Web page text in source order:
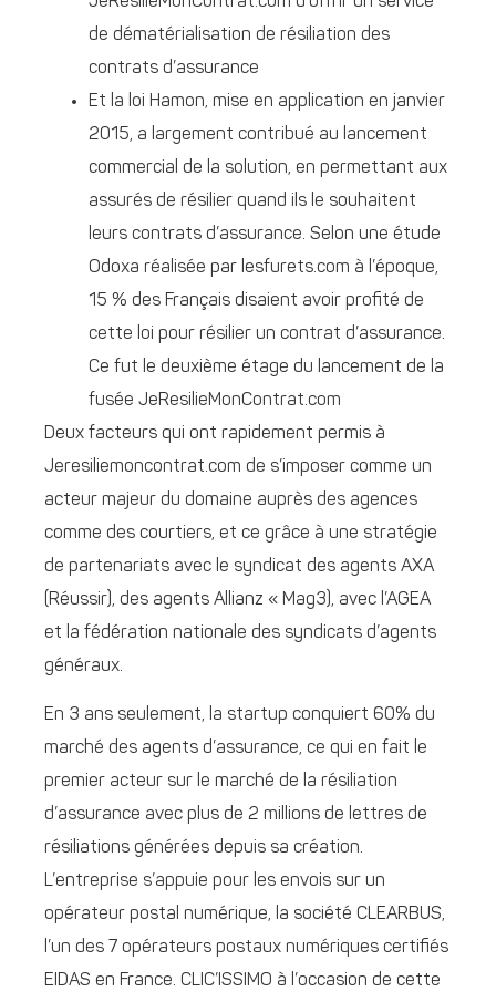
de dématérialisation de résiliation des
contrats d’assurance
Et la loi Hamon, mise en application en janvier
2015, a largement contribué au lancement
commercial de la solution, en permettant aux
assurés de résilier quand ils le souhaitent
leurs contrats d’assurance. Selon une étude
Odoxa réalisée par lesfurets.com à l’époque,
15 % des Français disaient avoir profité de
cette loi pour résilier un contrat d’assurance.
Ce fut le deuxième étage du lancement de la
fusée JeResilieMonContrat.com
Deux facteurs qui ont rapidement permis à
Jeresiliemoncontrat.com de s’imposer comme un
acteur majeur du domaine auprès des agences
comme des courtiers, et ce grâce à une stratégie
de partenariats avec le syndicat des agents AXA
(Réussir), des agents Allianz « Mag3), avec l’AGEA
et la fédération nationale des syndicats d’agents
généraux.
En 3 ans seulement, la startup conquiert 60% du
marché des agents d’assurance, ce qui en fait le
premier acteur sur le marché de la résiliation
d’assurance avec plus de 2 millions de lettres de
résiliations générées depuis sa création.
L’entreprise s’appuie pour les envois sur un
opérateur postal numérique, la société CLEARBUS,
l’un des 7 opérateurs postaux numériques certifiés
EIDAS en France. CLIC’ISSIMO à l’occasion de cette